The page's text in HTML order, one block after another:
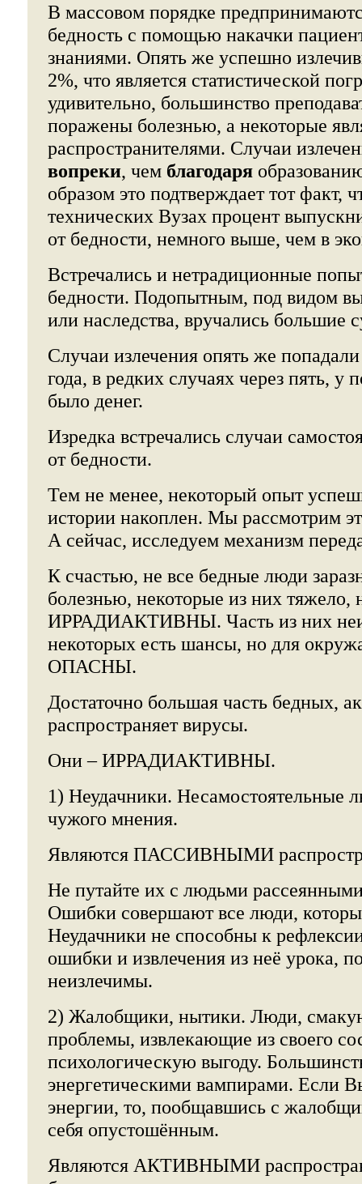
В массовом порядке
бедность с помощью накачки
знаниями. Опять же успешно
2%, что является статистической
удивительно, большинство
поражены болезнью, а некоторые
распространителями. Случаи
вопреки, чем благодаря
образом это подтверждает тот факт,
технических Вузах процент
от бедности, немного выше, чем в
Встречались и нетрадиционные
бедности. Подопытным, под видом
или наследства, вручались большие
Случаи излечения опять же
года, в редких случаях через пять, у
было денег.
Изредка встречались случаи
от бедности.
Тем не менее, некоторый опыт
истории накоплен. Мы рассмотрим
А сейчас, исследуем механизм
К счастью, не все бедные люди
болезнью, некоторые из них
ИРРАДИАКТИВНЫ. Часть из них
некоторых есть шансы, но для
ОПАСНЫ.
Достаточно большая часть бедных,
распространяет вирусы.
Они – ИРРАДИАКТИВНЫ.
1) Неудачники. Несамостоятельные
чужого мнения.
Являются ПАССИВНЫМИ
Не путайте их с людьми
Ошибки совершают все люди,
Неудачники не способны к
ошибки и извлечения из неё урока,
неизлечимы.
2) Жалобщики, нытики. Люди,
проблемы, извлекающие из своего
психологическую выгоду.
энергетическими вампирами. Если
энергии, то, пообщавшись с
себя опустошённым.
Являются АКТИВНЫМИ